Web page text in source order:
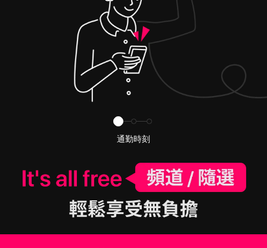
通勤時刻